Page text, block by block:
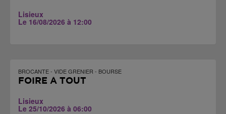
Lisieux
Le 16/08/2026 à 12:00
BROCANTE - VIDE GRENIER - BOURSE
FOIRE À TOUT
Lisieux
Le 25/10/2026 à 06:00